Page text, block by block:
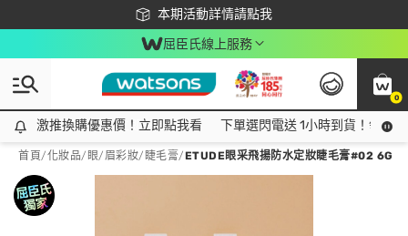
本期活動詳情請點我
下載app最高回饋$350
屈臣氏線上服務
0
激推換購優惠價！立即點我看
激推換購優惠價！立即點我看 下單選閃電送 1小時到貨！領神
首頁/化妝品/ 眼/眉彩妝/ 睫毛膏/ETUDE眼采飛揚防水定妝睫毛膏#02 6G